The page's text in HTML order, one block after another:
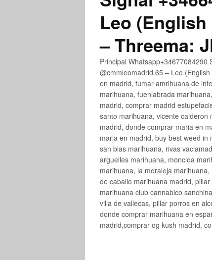
Leo
– Threema:
Principal Whatsapp+34677084290
@cmmleomadrid.65 – Leo
en madrid, fumar amrihuana de
marihuana, fuenlabrada
madrid, comprar madrid
santo marihuana, vicente
madrid, donde comprar maria en
maria en madrid, buy best weed
san blas marihuana, rivas
arguelles marihuana, moncloa
marihuana, la moraleja
de caballo marihuana madrid,
marihuana club cannabico
villa de vallecas, pillar porros en
donde comprar marihuana en
madrid,comprar og kush madrid,